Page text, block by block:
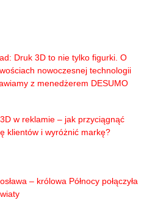
Druk 3D to nie tylko figurki. O
nowoczesnej technologii
z menedżerem DESUMO
w reklamie – jak przyciągnąć
klientów i wyróżnić markę?
– królowa Północy połączyła